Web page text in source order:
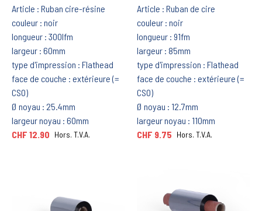
Article : Ruban cire-résine
couleur : noir
longueur : 300lfm
largeur : 60mm
type d'impression : Flathead
face de couche : extérieure (=
CSO)
Ø noyau : 25.4mm
largeur noyau : 60mm
CHF 12.90 Hors. T.V.A.
Article : Ruban de cire
couleur : noir
longueur : 91fm
largeur : 85mm
type d'impression : Flathead
face de couche : extérieure (=
CSO)
Ø noyau : 12.7mm
largeur noyau : 110mm
CHF 9.75 Hors. T.V.A.